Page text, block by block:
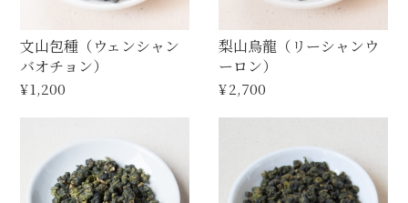
メディア掲載
アクセス
茶房メニュー
オンラインショップ
文山包種（ウェンシャン
バオチョン）
¥1,200
梨山烏龍（リーシャンウ
ーロン）
¥2,700